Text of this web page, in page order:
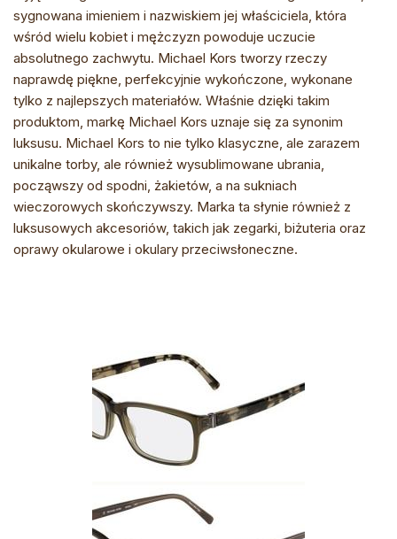
sygnowana imieniem i nazwiskiem jej właściciela, która
wśród wielu kobiet i mężczyzn powoduje uczucie
absolutnego zachwytu. Michael Kors tworzy rzeczy
naprawdę piękne, perfekcyjnie wykończone, wykonane
tylko z najlepszych materiałów. Właśnie dzięki takim
produktom, markę Michael Kors uznaje się za synonim
luksusu. Michael Kors to nie tylko klasyczne, ale zarazem
unikalne torby, ale również wysublimowane ubrania,
począwszy od spodni, żakietów, a na sukniach
wieczorowych skończywszy. Marka ta słynie również z
luksusowych akcesoriów, takich jak zegarki, biżuteria oraz
oprawy okularowe i okulary przeciwsłoneczne.